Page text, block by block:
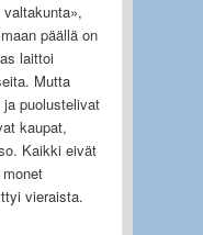
päällä on
laittoi
Mutta
puolustelivat
kaupat,
Kaikki eivät
vieraista.